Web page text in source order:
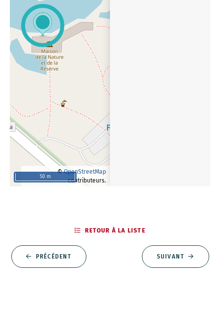
©OpenStreetMap
contributeurs.
50 m
PRÉCÉDENT
RETOUR À LA LISTE
SUIVANT